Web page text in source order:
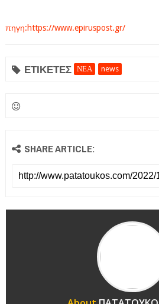
πηγη:https://www.epiruspost.gr/
ΕΤΙΚΕΤΕΣ ΝΕΑ news
SHARE ARTICLE: